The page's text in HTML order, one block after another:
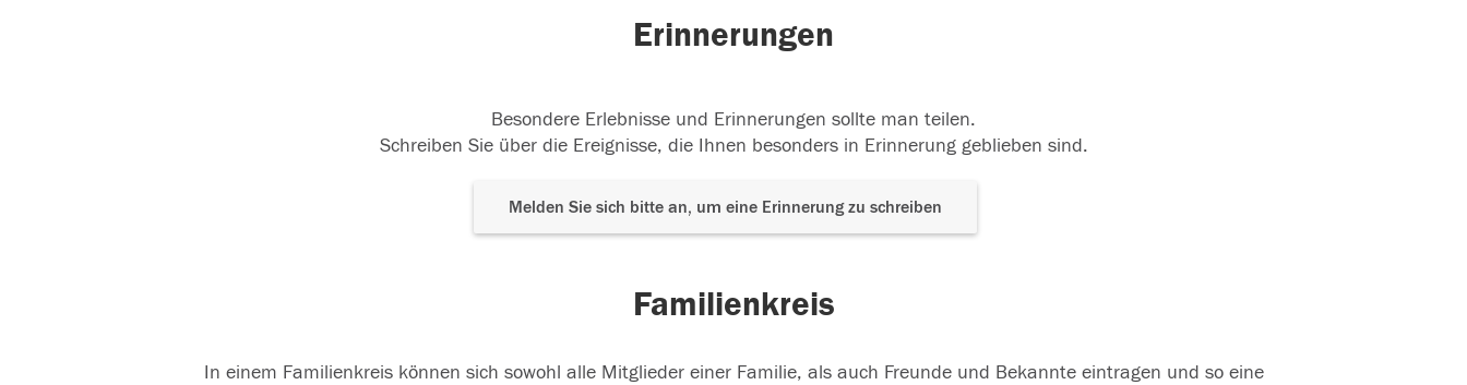
Erinnerungen
Besondere Erlebnisse und Erinnerungen sollte man teilen.
Schreiben Sie über die Ereignisse, die Ihnen besonders in Erinnerung geblieben sind.
Melden Sie sich bitte an, um eine Erinnerung zu schreiben
Familienkreis
In einem Familienkreis können sich sowohl alle Mitglieder einer Familie, als auch Freunde und Bekannte eintragen und so eine